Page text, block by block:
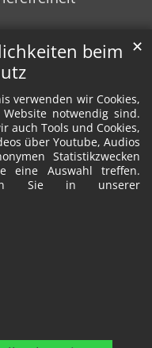
beim
verwenden wir Cookies,
notwendig sind.
auch Tools und Cookies,
über Youtube, Audios
Statistikzwecken
eine Auswahl treffen.
Sie in unserer
✕